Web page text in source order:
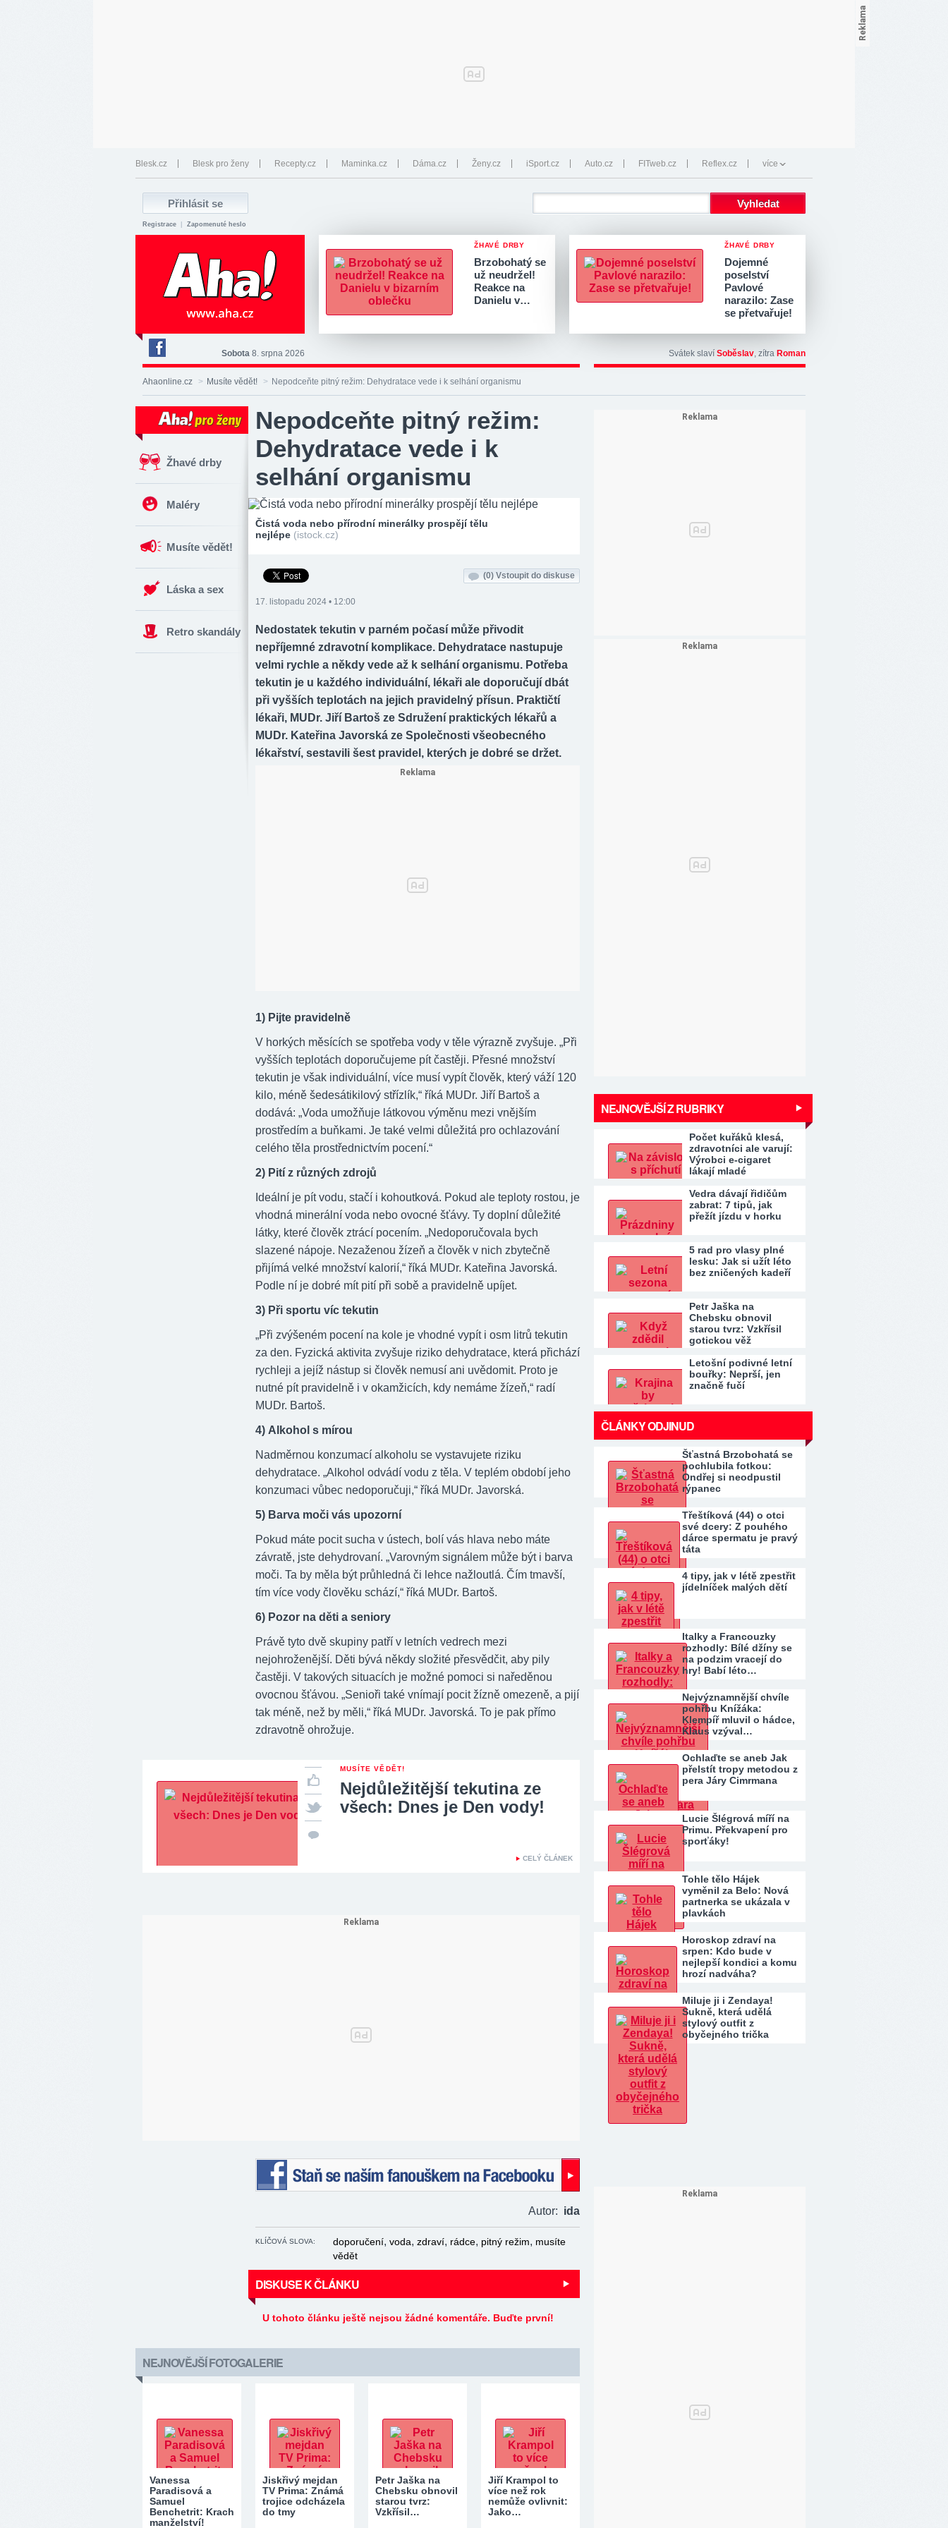
Blesk.cz Blesk pro ženy Recepty.cz Maminka.cz Dáma.cz Ženy.cz iSport.cz Auto.cz FITweb.cz Reflex.cz více
Registrace Zapomenuté heslo
ŽHAVÉ DRBY
Brzobohatý se
už neudržel!
Reakce na
Danielu v…
ŽHAVÉ DRBY
Dojemné
poselství
Pavlové
narazilo: Zase
se přetvařuje!
Deník
Aha!
na
Sobota 8. srpna 2026 Svátek slaví Soběslav, zítra Roman
Ahaonline.cz > Musíte vědět! > Nepodceňte pitný režim: Dehydratace vede i k selhání organismu
Žhavé drby
Maléry
Musíte vědět!
Láska a sex
Retro skandály
Nepodceňte pitný režim:
Dehydratace vede i k
selhání organismu
Čistá voda nebo přírodní minerálky prospějí tělu
nejlépe (istock.cz)
(0) Vstoupit do diskuse
17. listopadu 2024 • 12:00
Nedostatek tekutin v parném počasí může přivodit
nepříjemné zdravotní komplikace. Dehydratace nastupuje
velmi rychle a někdy vede až k selhání organismu. Potřeba
tekutin je u každého individuální, lékaři ale doporučují dbát
při vyšších teplotách na jejich pravidelný přísun. Praktičtí
lékaři, MUDr. Jiří Bartoš ze Sdružení praktických lékařů a
MUDr. Kateřina Javorská ze Společnosti všeobecného
lékařství, sestavili šest pravidel, kterých je dobré se držet.
1) Pijte pravidelně
V horkých měsících se spotřeba vody v těle výrazně zvyšuje. „Při
vyšších teplotách doporučujeme pít častěji. Přesné množství
tekutin je však individuální, více musí vypít člověk, který váží 120
kilo, méně šedesátikilový střízlík,“ říká MUDr. Jiří Bartoš a
dodává: „Voda umožňuje látkovou výměnu mezi vnějším
prostředím a buňkami. Je také velmi důležitá pro ochlazování
celého těla prostřednictvím pocení.“
2) Pití z různých zdrojů
Ideální je pít vodu, stačí i kohoutková. Pokud ale teploty rostou, je
vhodná minerální voda nebo ovocné šťávy. Ty doplní důležité
látky, které člověk ztrácí pocením. „Nedoporučovala bych
slazené nápoje. Nezaženou žízeň a člověk v nich zbytečně
přijímá velké množství kalorií,“ říká MUDr. Kateřina Javorská.
Podle ní je dobré mít pití při sobě a pravidelně upíjet.
3) Při sportu víc tekutin
„Při zvýšeném pocení na kole je vhodné vypít i osm litrů tekutin
za den. Fyzická aktivita zvyšuje riziko dehydratace, která přichází
rychleji a jejíž nástup si člověk nemusí ani uvědomit. Proto je
nutné pít pravidelně i v okamžicích, kdy nemáme žízeň,“ radí
MUDr. Bartoš.
4) Alkohol s mírou
Nadměrnou konzumací alkoholu se vystavujete riziku
dehydratace. „Alkohol odvádí vodu z těla. V teplém období jeho
konzumaci vůbec nedoporučuji,“ říká MUDr. Javorská.
5) Barva moči vás upozorní
Pokud máte pocit sucha v ústech, bolí vás hlava nebo máte
závratě, jste dehydrovaní. „Varovným signálem může být i barva
moči. Ta by měla být průhledná či lehce nažloutlá. Čím tmavší,
tím více vody člověku schází,“ říká MUDr. Bartoš.
6) Pozor na děti a seniory
Právě tyto dvě skupiny patří v letních vedrech mezi
nejohroženější. Děti bývá někdy složité přesvědčit, aby pily
častěji. V takových situacích je možné pomoci si naředěnou
ovocnou šťávou. „Senioři také vnímají pocit žízně omezeně, a pijí
tak méně, než by měli,“ říká MUDr. Javorská. To je pak přímo
zdravotně ohrožuje.
MUSÍTE VĚDĚT!
Nejdůležitější tekutina ze
všech: Dnes je Den vody!
CELÝ ČLÁNEK
Autor: ida
KLÍČOVÁ SLOVA: doporučení, voda, zdraví, rádce, pitný režim, musíte
vědět
DISKUSE K ČLÁNKU
U tohoto článku ještě nejsou žádné komentáře. Buďte první!
NEJNOVĚJŠÍ FOTOGALERIE
Vanessa
Paradisová a
Samuel
Benchetrit: Krach
manželství!
Jiskřivý mejdan
TV Prima: Známá
trojice odcházela
do tmy
Petr Jaška na
Chebsku obnovil
starou tvrz:
Vzkřísil…
Jiří Krampol to
více než rok
nemůže ovlivnit:
Jako…
NEJNOVĚJŠÍ Z RUBRIKY
Počet kuřáků klesá,
zdravotníci ale varují:
Výrobci e-cigaret
lákají mladé
Vedra dávají řidičům
zabrat: 7 tipů, jak
přežít jízdu v horku
5 rad pro vlasy plné
lesku: Jak si užít léto
bez zničených kadeří
Petr Jaška na
Chebsku obnovil
starou tvrz: Vzkřísil
gotickou věž
Letošní podivné letní
bouřky: Neprší, jen
značně fučí
ČLÁNKY ODJINUD
Šťastná Brzobohatá se
pochlubila fotkou:
Ondřej si neodpustil
rýpanec
Třeštíková (44) o otci
své dcery: Z pouhého
dárce spermatu je pravý
táta
4 tipy, jak v létě zpestřit
jídelníček malých dětí
Italky a Francouzky
rozhodly: Bílé džíny se
na podzim vracejí do
hry! Babí léto…
Nejvýznamnější chvíle
pohřbu Knížáka:
Klempíř mluvil o hádce,
Klaus vzýval…
Ochlaďte se aneb Jak
přelstít tropy metodou z
pera Járy Cimrmana
Lucie Šlégrová míří na
Primu. Překvapení pro
sporťáky!
Tohle tělo Hájek
vyměnil za Belo: Nová
partnerka se ukázala v
plavkách
Horoskop zdraví na
srpen: Kdo bude v
nejlepší kondici a komu
hrozí nadváha?
Miluje ji i Zendaya!
Sukně, která udělá
stylový outfit z
obyčejného trička